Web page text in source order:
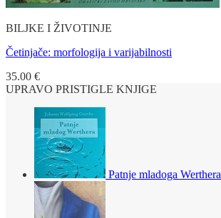
BILJKE I ŽIVOTINJE
Četinjače: morfologija i varijabilnosti
35.00 €
UPRAVO PRISTIGLE KNJIGE
Patnje mladoga Werthera